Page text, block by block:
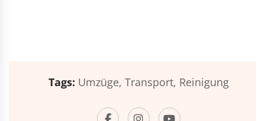
Tags: Umzüge, Transport, Reinigung